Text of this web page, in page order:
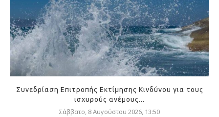
Συνεδρίαση Επιτροπής Εκτίμησης Κινδύνου για τους
ισχυρούς ανέμους...
Σάββατο, 8 Αυγούστου 2026, 13:50